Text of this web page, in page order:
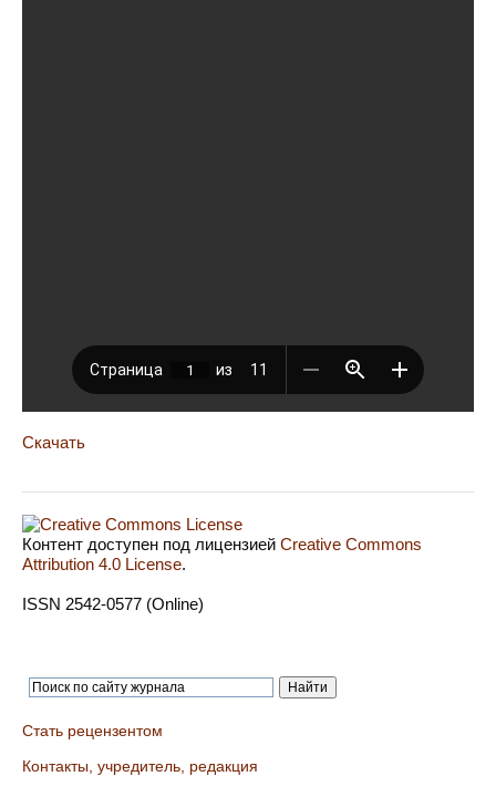
Скачать
Контент доступен под лицензией Creative Commons
Attribution 4.0 License.
ISSN 2542-0577 (Online)
Стать рецензентом
Контакты, учредитель, редакция